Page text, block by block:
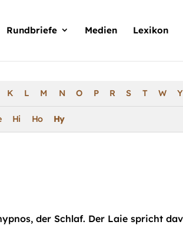
Rundbriefe Medien Lexikon
K L M N O P R S T W Y
Hi Ho Hy
der Schlaf. Der Laie spricht